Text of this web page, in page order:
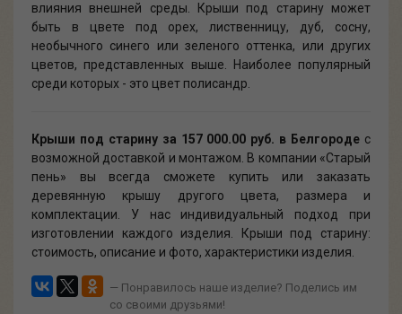
влияния внешней среды. Крыши под старину может
быть в цвете под орех, лиственницу, дуб, сосну,
необычного синего или зеленого оттенка, или других
цветов, представленных выше. Наиболее популярный
среди которых - это цвет полисандр.
Крыши под старину за 157 000.00 руб. в Белгороде с
возможной доставкой и монтажом. В компании «Старый
пень» вы всегда сможете купить или заказать
деревянную крышу другого цвета, размера и
комплектации. У нас индивидуальный подход при
изготовлении каждого изделия. Крыши под старину:
стоимость, описание и фото, характеристики изделия.
— Понравилось наше изделие? Поделись им
со своими друзьями!